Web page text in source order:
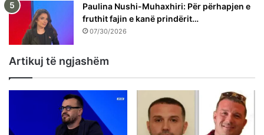
Paulina Nushi-Muhaxhiri: Për përhapjen e
fruthit fajin e kanë prindërit…
07/30/2026
Artikuj të ngjashëm